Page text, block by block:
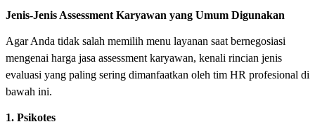
Jenis-Jenis Assessment Karyawan yang Umum Digunakan
Agar Anda tidak salah memilih menu layanan saat bernegosiasi
mengenai harga jasa assessment karyawan, kenali rincian jenis
evaluasi yang paling sering dimanfaatkan oleh tim HR profesional di
bawah ini.
1. Psikotes